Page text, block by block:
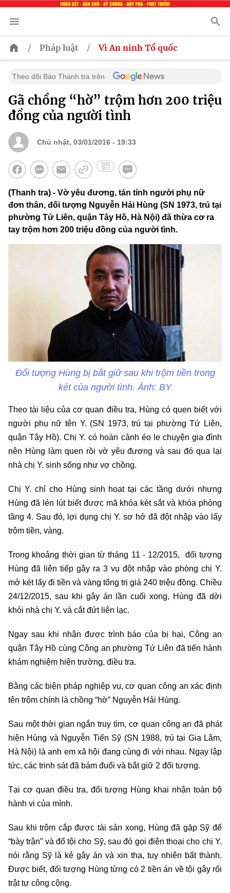
/ Pháp luật / Vì An ninh Tổ quốc
Theo dõi Báo Thanh tra trên
Gã chồng “hờ” trộm hơn 200 triệu
đồng của người tình
Chủ nhật, 03/01/2016 - 19:33
(Thanh tra) - Vờ yêu đương, tán tỉnh người phụ nữ
đơn thân, đối tượng Nguyễn Hải Hùng (SN 1973, trú tại
phường Tứ Liên, quận Tây Hồ, Hà Nội) đã thừa cơ ra
tay trộm hơn 200 triệu đồng của người tình.
Đối tượng Hùng bị bắt giữ sau khi trộm tiền trong
két của người tình. Ảnh: BY
Theo tài liệu của cơ quan điều tra, Hùng có quen biết với
người phụ nữ tên Y. (SN 1973, trú tại phường Tứ Liên,
quận Tây Hồ). Chị Y. có hoàn cảnh éo le chuyện gia đình
nên Hùng làm quen rồi vờ yêu đương và sau đó qua lại
nhà chị Y. sinh sống như vợ chồng.
Chị Y. chỉ cho Hùng sinh hoạt tại các tầng dưới nhưng
Hùng đã lén lút biết được mã khóa két sắt và khóa phòng
tầng 4. Sau đó, lợi dụng chị Y. sơ hở đã đột nhập vào lấy
trộm tiền, vàng.
Trong khoảng thời gian từ tháng 11 - 12/2015, đối tượng
Hùng đã liên tiếp gây ra 3 vụ đột nhập vào phòng chị Y.
mở két lấy đi tiền và vàng tổng trị giá 240 triệu đồng. Chiều
24/12/2015, sau khi gây án lần cuối xong, Hùng đã dời
khỏi nhà chị Y. và cắt đứt liên lạc.
Ngay sau khi nhận được trình báo của bị hại, Công an
quận Tây Hồ cùng Công an phường Tứ Liên đã tiến hành
khám nghiệm hiện trường, điều tra.
Bằng các biện pháp nghiệp vụ, cơ quan công an xác định
tên trộm chính là chồng “hờ” Nguyễn Hải Hùng.
Sau một thời gian ngắn truy tìm, cơ quan công an đã phát
hiện Hùng và Nguyễn Tiến Sỹ (SN 1988, trú tại Gia Lâm,
Hà Nội) là anh em xã hội đang cùng đi với nhau. Ngay lập
tức, các trinh sát đã bám đuổi và bắt giữ 2 đối tượng.
Tại cơ quan điều tra, đối tượng Hùng khai nhận toàn bộ
hành vi của mình.
Sau khi trộm cắp được tài sản xong, Hùng đã gặp Sỹ để
“bày trận” và đổ tội cho Sỹ, sau đó gọi điện thoại cho chị Y.
nói rằng Sỹ là kẻ gây án và xin tha, tuy nhiên bất thành.
Được biết, đối tượng Hùng từng có 2 tiền án về tội gây rối
trật tự công cộng.